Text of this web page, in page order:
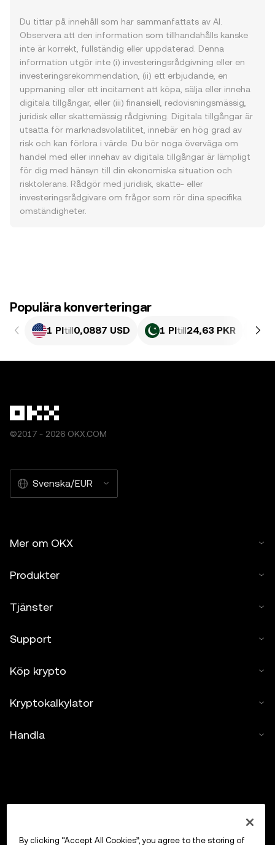
Du tittar på innehåll som har sammanfattats av AI.
Observera att den information som tillhandahålls kanske
inte är korrekt, fullständig eller uppdaterad. Denna
information utgör inte (i) investeringsrådgivning eller en
investeringsrekommendation, (ii) ett erbjudande, en
uppmaning eller ett incitament att köpa, sälja eller inneha
digitala tillgångar, eller (iii) finansiell, redovisningsmässig,
juridisk eller skattemässig rådgivning. Digitala tillgångar är
utsatta för marknadsvolatilitet, innebär en hög grad av
risk och kan förlora i värde. Du bör noga överväga om
handel med eller innehav av digitala tillgångar är lämpligt
för dig med hänsyn till din ekonomiska situation och
risktolerans. Rådgör med juridisk, skatte- eller
investeringsrådgivare om frågor som rör dina specifika
omständigheter.
Populära konverteringar
1 PItill0,0887 USD 1 PItill24,63 PKR
©2017 - 2026 OKX.COM
Svenska/EUR
Mer om OKX
Produkter
Tjänster
Support
Köp krypto
Kryptokalkylator
Handla
By clicking “Accept All Cookies”, you agree to the storing of